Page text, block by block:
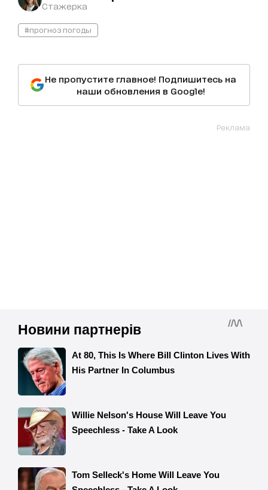
Стажерка
#прогноз погоды
Не пропустите главное! Подпишитесь на
наши обновления в Google!
Реклама